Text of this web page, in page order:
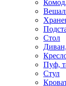
Стол
Пуф,
Стул